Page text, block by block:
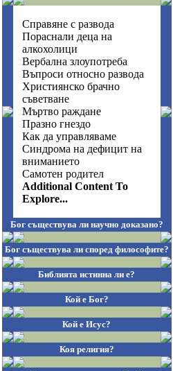
Справяне с развода
Пораснали деца на
алкохолици
Вербална злоупотреба
Въпроси относно развода
Християнско брачно
съветване
Мъртво раждане
Празно гнездо
Как да управляваме
Синдрома на дефицит на
вниманието
Самотен родител
Additional Content To
Explore...
Бог съществува ли научно доказано?
Бог съществува ли според философите?
Библията истинна ли е?
Кой е Бог?
Кой е Исус?
Коя религия?